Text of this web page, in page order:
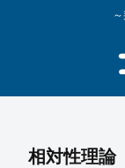
相対性理論